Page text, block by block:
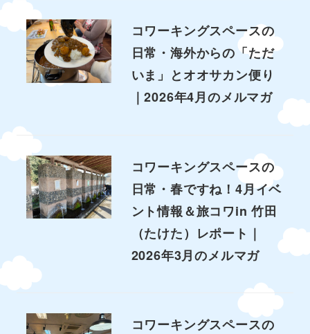
コワーキングスペースの
日常・海外からの「ただ
いま」とオオサカン便り
｜2026年4月のメルマガ
コワーキングスペースの
日常・春ですね！4月イベ
ント情報＆旅コワin 竹田
（たけた）レポート｜
2026年3月のメルマガ
コワーキングスペースの